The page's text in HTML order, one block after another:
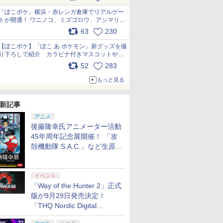
ぽこポケ」横浜・赤レンガ倉庫でリアルゲー
が開通！ ワニノコ、ミズゴロウ、アシマリ登
場シーンをレポート pic.x.com/LDgEByVl6D
63 230
ぽこポケ】「ぽこ あ ポケモン」新グッズを撮
下ろしで紹介 カラビナ付きマスコットやス
52 283
もっと見る
記事
アニメ
後藤隆幸氏アニメーター活動
45年周年記念展開催！ 「攻
殻機動隊 S.A.C.」など生原
イベント
「Way of the Hunter 2」正式
版が9月29日発売決定！
「THQ Nordic Digital
Showcase 2026」まとめ